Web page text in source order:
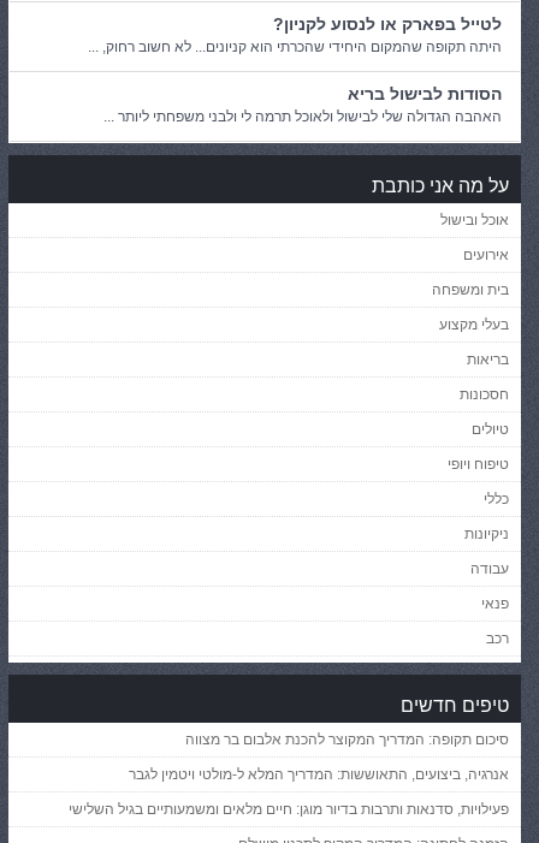
לטייל בפארק או לנסוע לקניון?
היתה תקופה שהמקום היחידי שהכרתי הוא קניונים... לא חשוב רחוק, ...
הסודות לבישול בריא
האהבה הגדולה שלי לבישול ולאוכל תרמה לי ולבני משפחתי ליותר ...
על מה אני כותבת
אוכל ובישול
אירועים
בית ומשפחה
בעלי מקצוע
בריאות
חסכונות
טיולים
טיפוח ויופי
כללי
ניקיונות
עבודה
פנאי
רכב
טיפים חדשים
סיכום תקופה: המדריך המקוצר להכנת אלבום בר מצווה
אנרגיה, ביצועים, התאוששות: המדריך המלא ל-מולטי ויטמין לגבר
פעילויות, סדנאות ותרבות בדיור מוגן: חיים מלאים ומשמעותיים בגיל השלישי